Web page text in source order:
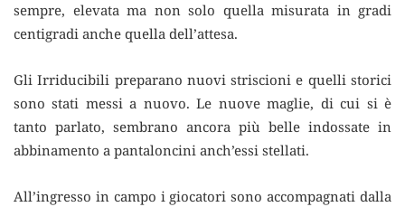
sempre, elevata ma non solo quella misurata in gradi
centigradi anche quella dell’attesa.
Gli Irriducibili preparano nuovi striscioni e quelli storici
sono stati messi a nuovo. Le nuove maglie, di cui si è
tanto parlato, sembrano ancora più belle indossate in
abbinamento a pantaloncini anch’essi stellati.
All’ingresso in campo i giocatori sono accompagnati dalla